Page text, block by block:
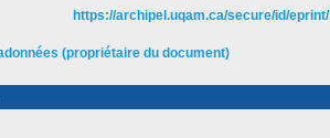
https://archipel.uqam.ca/secure/id/
(propriétaire du document)